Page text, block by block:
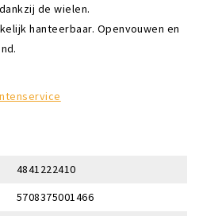
de wielen.
hanteerbaar. Openvouwen en
4841222410
5708375001466